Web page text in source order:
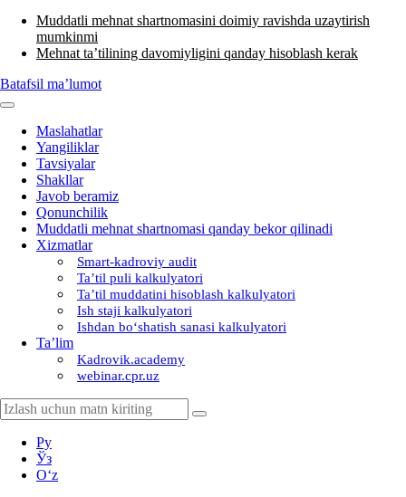
Muddatli mehnat shartnomasini doimiy ravishda uzaytirish
mumkinmi
Mehnat ta’tilining davomiyligini qanday hisoblash kerak
Batafsil ma’lumot
Maslahatlar
Yangiliklar
Tavsiyalar
Shakllar
Javob beramiz
Qonunchilik
Muddatli mehnat shartnomasi qanday bekor qilinadi
Xizmatlar
Smart-kadroviy audit
Ta’til puli kalkulyatori
Ta’til muddatini hisoblash kalkulyatori
Ish staji kalkulyatori
Ishdan boʻshatish sanasi kalkulyatori
Ta’lim
Kadrovik.academy
webinar.cpr.uz
Ру
Ўз
Oʻz